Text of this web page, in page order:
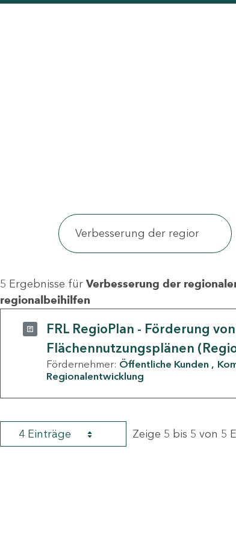
5 Ergebnisse für Verbesserung der
regionalbeihilfen
FRL RegioPlan - Förderung
Flächennutzungsplänen
Fördernehmer: Öffentliche Kunden
Regionalentwicklung
4 Einträge Zeige 5 bis 5 von 5